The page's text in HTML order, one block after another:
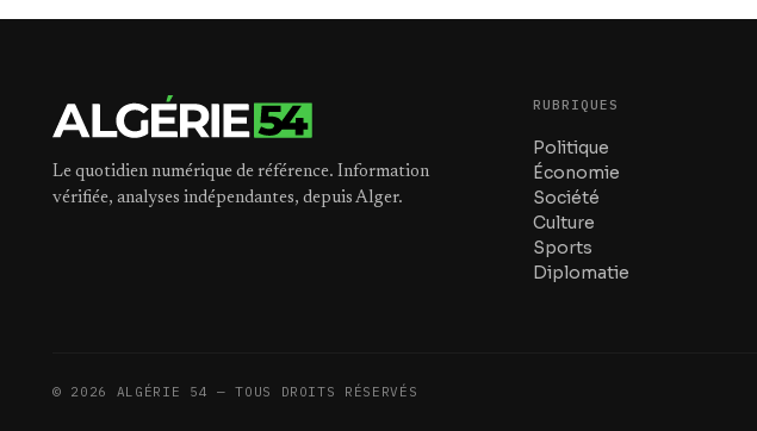
Le quotidien numérique de référence. Information
vérifiée, analyses indépendantes, depuis Alger.
RUBRIQUES
Politique
Économie
Société
Culture
Sports
Diplomatie
© 2026 ALGÉRIE 54 — TOUS DROITS RÉSERVÉS